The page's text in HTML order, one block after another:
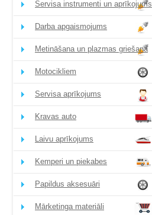
Servisa instrumenti un aprīkojums
Darba apgaismojums
Metināšana un plazmas griešana
Motocikliem
Servisa aprīkojums
Kravas auto
Laivu aprīkojums
Kemperi un piekabes
Papildus aksesuāri
Mārketinga materiāli